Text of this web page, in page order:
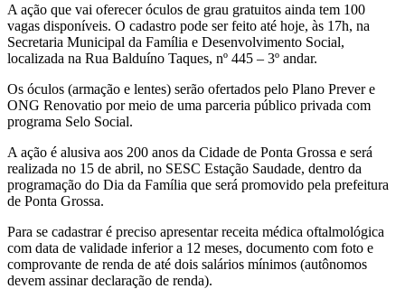
A ação que vai oferecer óculos de grau gratuitos ainda tem 100
vagas disponíveis. O cadastro pode ser feito até hoje, às 17h, na
Secretaria Municipal da Família e Desenvolvimento Social,
localizada na Rua Balduíno Taques, nº 445 – 3º andar.
Os óculos (armação e lentes) serão ofertados pelo Plano Prever e
ONG Renovatio por meio de uma parceria público privada com
programa Selo Social.
A ação é alusiva aos 200 anos da Cidade de Ponta Grossa e será
realizada no 15 de abril, no SESC Estação Saudade, dentro da
programação do Dia da Família que será promovido pela prefeitura
de Ponta Grossa.
Para se cadastrar é preciso apresentar receita médica oftalmológica
com data de validade inferior a 12 meses, documento com foto e
comprovante de renda de até dois salários mínimos (autônomos
devem assinar declaração de renda).